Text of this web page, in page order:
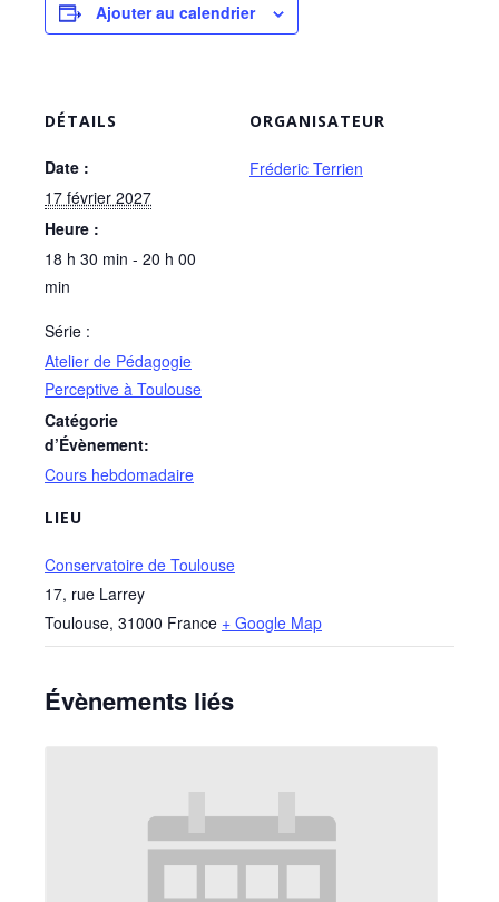
Ajouter au calendrier
DÉTAILS
Date :
17 février 2027
Heure :
18 h 30 min - 20 h 00
min
Série :
Atelier de Pédagogie
Perceptive à Toulouse
Catégorie
d’Évènement:
Cours hebdomadaire
LIEU
Conservatoire de Toulouse
17, rue Larrey
Toulouse, 31000 France + Google Map
ORGANISATEUR
Fréderic Terrien
Évènements liés